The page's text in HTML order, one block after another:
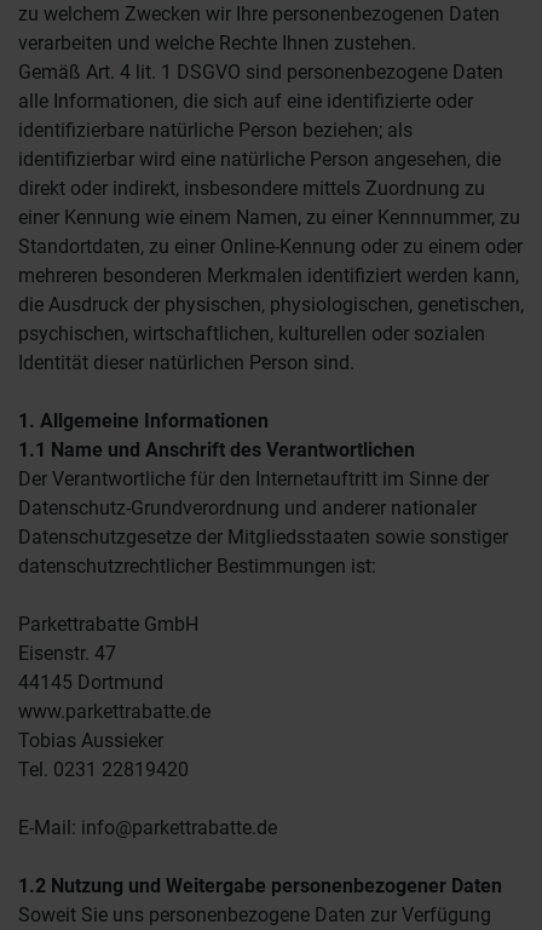
zu welchem Zwecken wir Ihre personenbezogenen Daten
verarbeiten und welche Rechte Ihnen zustehen.
Gemäß Art. 4 lit. 1 DSGVO sind personenbezogene Daten
alle Informationen, die sich auf eine identifizierte oder
identifizierbare natürliche Person beziehen; als
identifizierbar wird eine natürliche Person angesehen, die
direkt oder indirekt, insbesondere mittels Zuordnung zu
einer Kennung wie einem Namen, zu einer Kennnummer, zu
Standortdaten, zu einer Online-Kennung oder zu einem oder
mehreren besonderen Merkmalen identifiziert werden kann,
die Ausdruck der physischen, physiologischen, genetischen,
psychischen, wirtschaftlichen, kulturellen oder sozialen
Identität dieser natürlichen Person sind.
1. Allgemeine Informationen
1.1 Name und Anschrift des Verantwortlichen
Der Verantwortliche für den Internetauftritt im Sinne der
Datenschutz-Grundverordnung und anderer nationaler
Datenschutzgesetze der Mitgliedsstaaten sowie sonstiger
datenschutzrechtlicher Bestimmungen ist:
Parkettrabatte GmbH
Eisenstr. 47
44145 Dortmund
www.parkettrabatte.de
Tobias Aussieker
Tel. 0231 22819420
E-Mail: info@parkettrabatte.de
1.2 Nutzung und Weitergabe personenbezogener Daten
Soweit Sie uns personenbezogene Daten zur Verfügung